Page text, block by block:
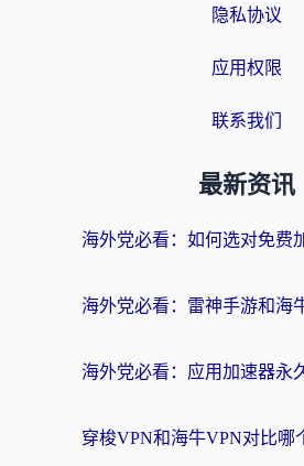
隐私协议
应用权限
联系我们
最新资讯